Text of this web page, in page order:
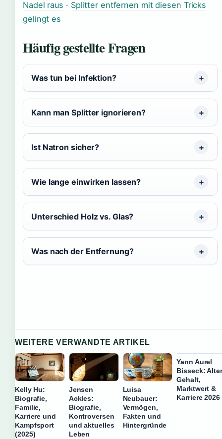
Nadel raus · Splitter entfernen mit diesen Tricks
gelingt es
Häufig gestellte Fragen
Was tun bei Infektion?
Kann man Splitter ignorieren?
Ist Natron sicher?
Wie lange einwirken lassen?
Unterschied Holz vs. Glas?
Was nach der Entfernung?
WEITERE VERWANDTE ARTIKEL
Kelly Hu:
Biografie,
Familie,
Karriere und
Kampfsport
(2025)
Jensen
Ackles:
Biografie,
Kontroversen
und aktuelles
Leben
Luisa
Neubauer:
Vermögen,
Fakten und
Hintergründe
Yann Aurel
Bisseck:
Gehalt,
Marktwert &
Karriere 2026